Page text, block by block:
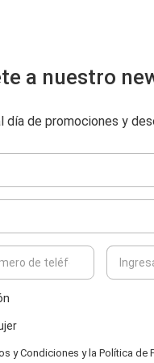
a nuestro
día de promociones y
y Condiciones y la Política de